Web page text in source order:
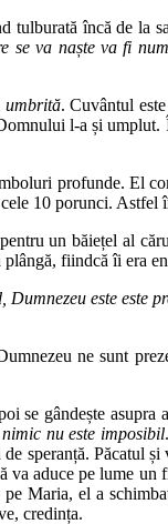
tulburată încă de la
se va naște va fi
umbrită. Cuvântul
l-a și
profunde.
10 porunci.
un băiețel al
fiindcă îi era
este este
ne sunt
se gândește asupra
nu este imposibil
speranță. Păcatul
aduce pe lume
Maria, el a
credința.